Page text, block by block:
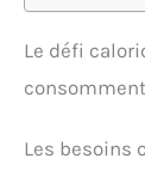
Le défi
Les besoins